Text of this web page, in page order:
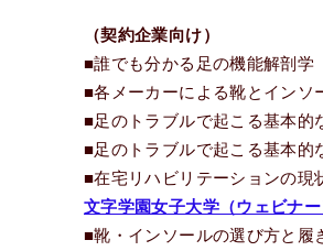
（契約企業向け）
■誰でも分かる足の機能解剖学
■各メーカーによる靴とインソ
■足のトラブルで起こる基本
■足のトラブルで起こる基本
■在宅リハビリテーションの現
文字学園女子大学（ウェビナー
■靴・インソールの選び方と履